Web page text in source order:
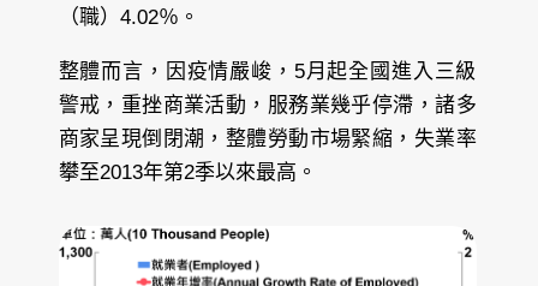
（職）4.02％。
整體而言，因疫情嚴峻，5月起全國進入三級
警戒，重挫商業活動，服務業幾乎停滯，諸多
商家呈現倒閉潮，整體勞動市場緊縮，失業率
攀至2013年第2季以來最高。